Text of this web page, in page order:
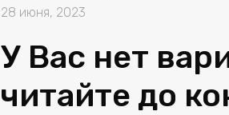
28 июня, 2023
У Вас нет
читайте до